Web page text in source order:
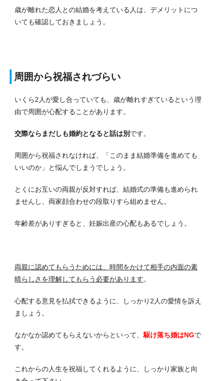
歳が離れた恋人との結婚を考えている人は、デメリットにつ
いても確認しておきましょう。
周囲から祝福されづらい
いくら2人が愛し合っていても、歳が離れすぎているという理
由で周囲が心配することがあります。
交際ならまだしも婚約となると話は別です。
周囲から祝福されなければ、「このまま結婚準備を進めても
いいのか」と悩んでしまうでしょう。
とくにお互いの両親が反対すれば、結婚式の準備も進められ
ませんし、両家顔合わせの段取りすら組めません。
年齢差がありすぎると、妊娠出産の心配もあるでしょう。
両親に認めてもらうためには、時間をかけて相手の内面の素
晴らしさを理解してもらう必要があります。
心配する意見を払拭できるように、しっかり2人の愛情を訴え
ましょう。
なかなか認めてもらえないからといって、 駆け落ち婚はNGで
す。
これからの人生を祝福してくれるように、しっかり家族と向